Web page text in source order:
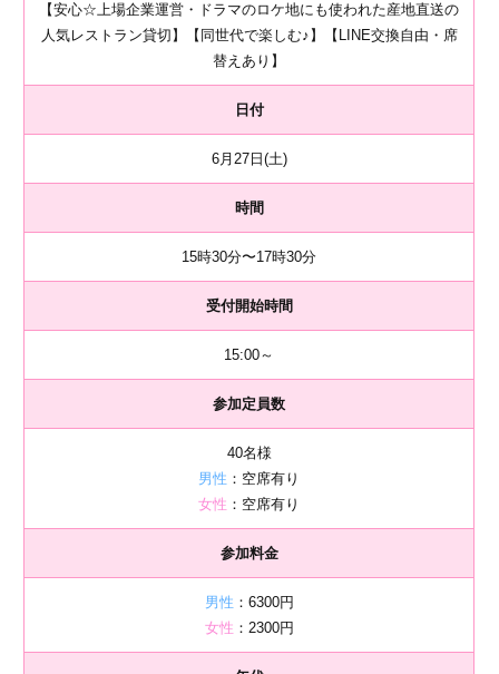
【安心☆上場企業運営・ドラマのロケ地にも使われた産地直送の
人気レストラン貸切】【同世代で楽しむ♪】【LINE交換自由・席
替えあり】
日付
6月27日(土)
時間
15時30分〜17時30分
受付開始時間
15:00～
参加定員数
40名様
男性 ：空席有り
女性 ：空席有り
参加料金
男性 ：6300円
女性 ：2300円